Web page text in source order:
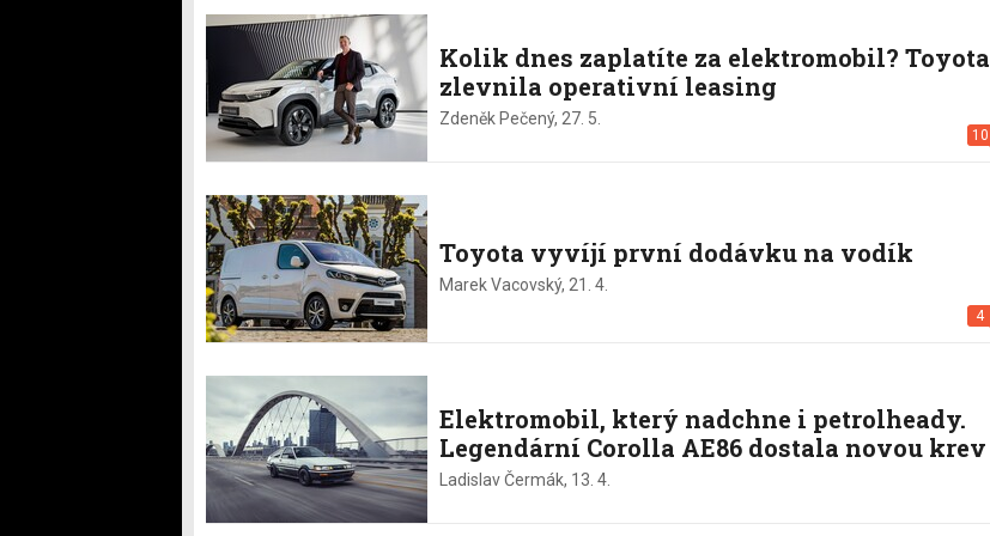
Kolik dnes zaplatíte za elektromobil? Toyota
zlevnila operativní leasing
10
Zdeněk Pečený, 27. 5.
Toyota vyvíjí první dodávku na vodík
4
Marek Vacovský, 21. 4.
Elektromobil, který nadchne i petrolheady.
Legendární Corolla AE86 dostala novou krev
Ladislav Čermák, 13. 4.